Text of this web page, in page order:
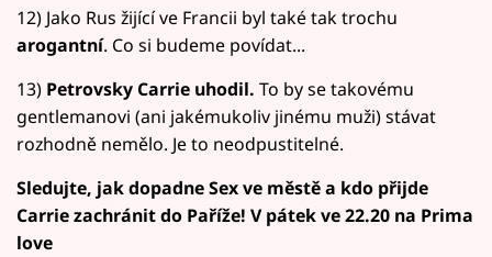
12) Jako Rus žijící ve Francii byl také tak trochu
arogantní. Co si budeme povídat...
13) Petrovsky Carrie uhodil. To by se takovému
gentlemanovi (ani jakémukoliv jinému muži) stávat
rozhodně nemělo. Je to neodpustitelné.
Sledujte, jak dopadne Sex ve městě a kdo přijde
Carrie zachránit do Paříže! V pátek ve 22.20 na Prima
love